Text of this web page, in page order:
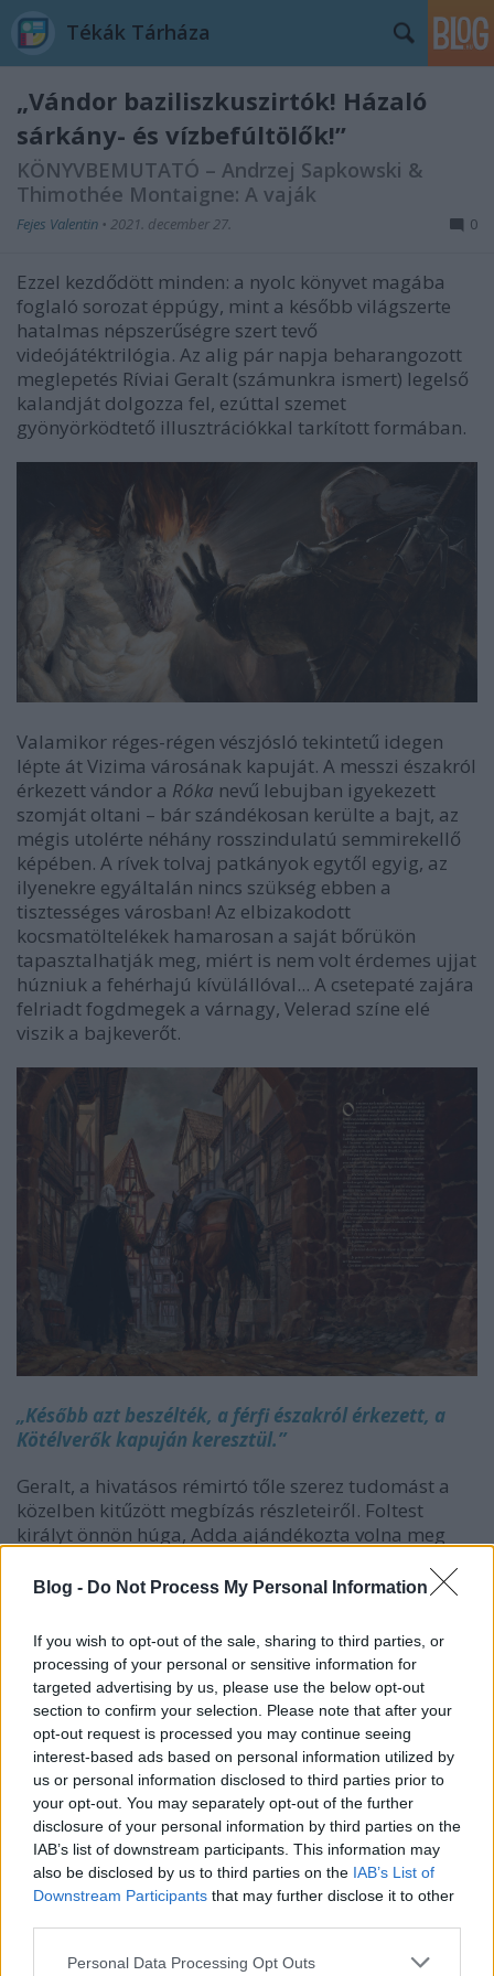
Blog - Do Not Process My Personal Information
If you wish to opt-out of the sale, sharing to third parties, or
processing of your personal or sensitive information for
targeted advertising by us, please use the below opt-out
section to confirm your selection. Please note that after your
opt-out request is processed you may continue seeing
interest-based ads based on personal information utilized by
us or personal information disclosed to third parties prior to
your opt-out. You may separately opt-out of the further
disclosure of your personal information by third parties on the
IAB’s list of downstream participants. This information may
also be disclosed by us to third parties on the IAB’s List of
Downstream Participants that may further disclose it to other
Please note that this website/app uses one or more Google
Personal Data Processing Opt Outs
Tékák Tárháza
„Vándor baziliszkuszirtók! Házaló
sárkány- és vízbefúltölők!”
KÖNYVBEMUTATÓ – Andrzej Sapkowski &
Thimothée Montaigne: A vaják
Fejes Valentin • 2021. december 27. 0
Ezzel kezdődött minden: a nyolc könyvet magába
foglaló sorozat éppúgy, mint a később világszerte
hatalmas népszerűségre szert tevő
videójátéktrilógia. Az alig pár napja beharangozott
meglepetés Ríviai Geralt (számunkra ismert) legelső
kalandját dolgozza fel, ezúttal szemet
gyönyörködtető illusztrációkkal tarkított formában.
Valamikor réges-régen vészjósló tekintetű idegen
lépte át Vizima városának kapuját. A messzi északról
érkezett vándor a Róka nevű lebujban igyekezett
szomját oltani – bár szándékosan kerülte a bajt, az
mégis utolérte néhány rosszindulatú semmirekellő
képében. A rívek tolvaj patkányok egytől egyig, az
ilyenekre egyáltalán nincs szükség ebben a
tisztességes városban! Az elbizakodott
kocsmatöltelékek hamarosan a saját bőrükön
tapasztalhatják meg, miért is nem volt érdemes ujjat
húzniuk a fehérhajú kívülállóval... A csetepaté zajára
felriadt fogdmegek a várnagy, Velerad színe elé
viszik a bajkeverőt.
„Később azt beszélték, a férfi északról érkezett, a
Kötélverők kapuján keresztül.”
Geralt, a hivatásos rémirtó tőle szerez tudomást a
közelben kitűzött megbízás részleteiről. Foltest
királyt önnön húga, Adda ajándékozta volna meg
jött a világra. Úgy tűnik, átkot szórtak rájuk, ezért az
szörnyetegként tizedeli a környékbelieket a
teliholdas éjszakákon. Azt rebesgetik, hogy le lehet
venni a rontást, amivel rögtön bogarat ültettek az
uralkodó fülébe: Temeria, Pontar és Mahakam
nagylelkű ura háromezer orennel tenné gazdagabbá
jótevőjét, de a vállalkozó kedvűek száma az utóbbi
időben egyre csak apad. Vajákunk végül elvállalja
ezt a kevésbé nemes feladatot, azonban nem
mindenki szeretné, ha sikerrel járna...